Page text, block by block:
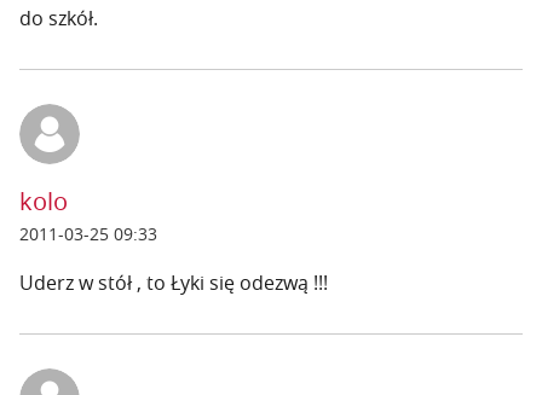
do szkół.
kolo
2011-03-25 09:33
Uderz w stół , to Łyki się odezwą !!!